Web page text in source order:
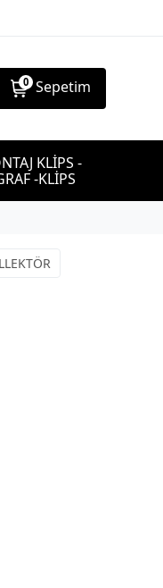
0 Sepetim
KLİPS -
-KLİPS